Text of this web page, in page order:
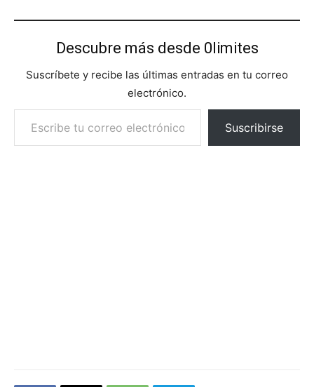
Descubre más desde 0limites
Suscríbete y recibe las últimas entradas en tu correo
electrónico.
Escribe tu correo electrónico…
Suscribirse